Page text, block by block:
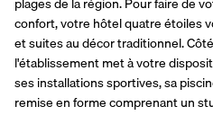
confort, votre hôtel quatre étoiles
et suites au décor traditionnel.
l'établissement met à votre
ses installations sportives, sa
remise en forme comprenant un